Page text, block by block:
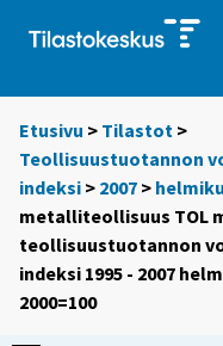
Etusivu > Tilastot >
Teollisuustuotannon
indeksi > 2007 >
metalliteollisuus TOL
teollisuustuotannon
indeksi 1995 - 2007
2000=100